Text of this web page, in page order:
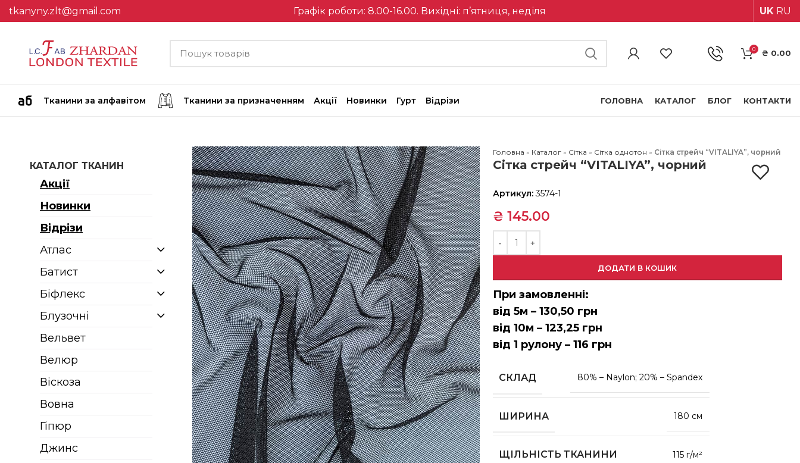
tkanyny.zlt@gmail.com Графік роботи: 8.00-16.00. Вихідні: п’ятниця, неділя UK RU
0 ₴ 0.00
Тканини за алфавітом Тканини за призначенням Акції Новинки Гурт Відрізи ГОЛОВНА КАТАЛОГ БЛОГ КОНТАКТИ
КАТАЛОГ ТКАНИН
Акції
Новинки
Відрізи
Атлас
Батист
Біфлекс
Блузочні
Вельвет
Велюр
Віскоза
Вовна
Гіпюр
Джинс
Головна » Каталог» Сітка » Сітка однотон » Сітка стрейч “VITALIYA”, чорний
Сітка стрейч “VITALIYA”, чорний
Артикул:3574-1
₴ 145.00
ДОДАТИ В КОШИК
При замовленні:
від 5м – 130,50 грн
від 10м – 123,25 грн
від 1 рулону – 116 грн
СКЛАД 80% – Naylon; 20% – Spandex
ШИРИНА 180 см
ЩІЛЬНІСТЬ ТКАНИНИ 115 г/м²